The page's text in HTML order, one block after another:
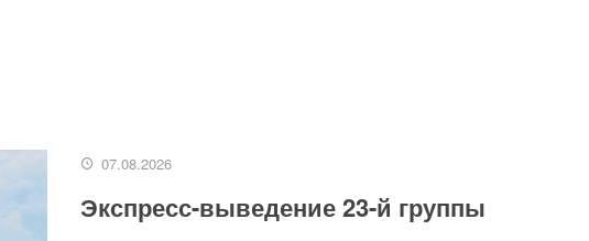
07.08.2026
Экспресс-выведение 23-й группы